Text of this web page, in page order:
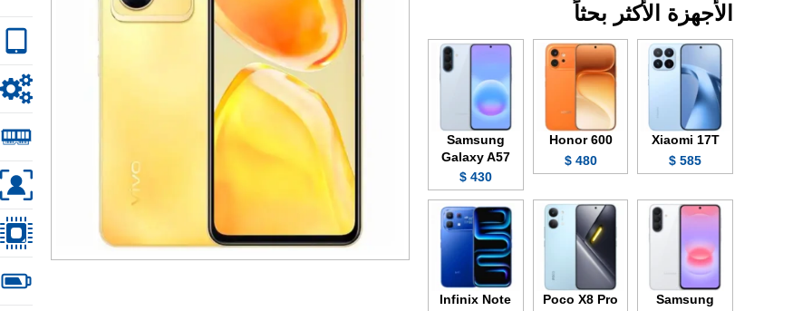
الأجهزة الأكثر بحثاً
Xiaomi 17T
585 $
Honor 600
480 $
Samsung
Galaxy A57
430 $
Samsung
Poco X8 Pro
Infinix Note